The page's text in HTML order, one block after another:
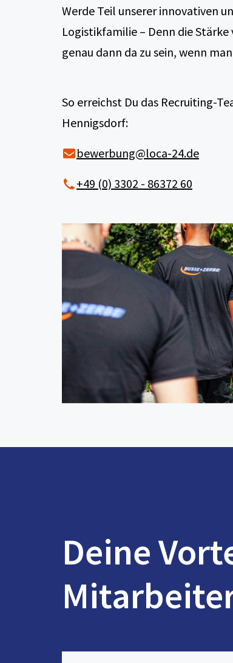
Werde Teil unserer innovativen
Logistikfamilie – Denn die
genau dann da zu sein, wenn
So erreichst Du das Recruiting-
Hennigsdorf:
bewerbung@loca-24.de
+49 (0) 3302 - 86372 60
Deine